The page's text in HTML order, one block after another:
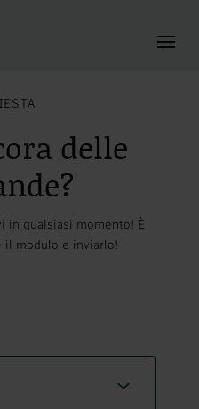
delle
in qualsiasi momento! È
il modulo e inviarlo!